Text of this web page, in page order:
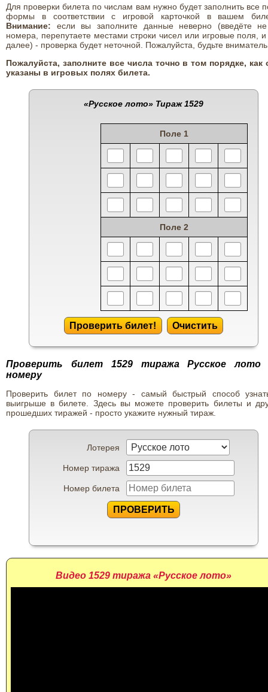
Для проверки билета по числам вам нужно будет заполнить все
формы в соответствии с игровой карточкой в вашем
Внимание: если вы заполните данные неверно (введёте
номера, перепутаете местами строки чисел или игровые поля, и
далее) - проверка будет неточной. Пожалуйста, будьте
Пожалуйста, заполните все числа точно в том порядке, как
указаны в игровых полях билета.
«Русское лото» Тираж 1529
Поле 1
Поле 2
Проверить билет! Очистить
Проверить билет 1529 тиража Русское лото
номеру
Проверить билет по номеру - самый быстрый способ
выигрыше в билете. Здесь вы можете проверить билеты и
прошедших тиражей - просто укажите нужный тираж.
Лотерея
Номер тиража
Номер билета
ПРОВЕРИТЬ
Видео 1529 тиража «Русское лото»